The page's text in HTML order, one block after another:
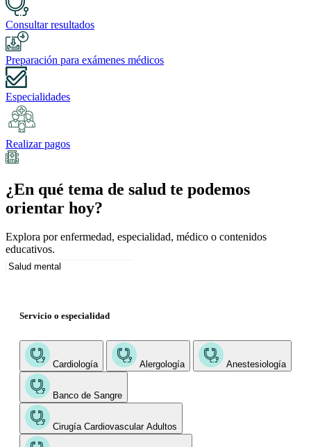
Consultar resultados
Preparación para exámenes médicos
Especialidades
Realizar pagos
¿En qué tema de salud te podemos
orientar hoy?
Explora por enfermedad, especialidad, médico o contenidos
educativos.
Servicio o especialidad
Cardiología Alergología Anestesiología
Banco de Sangre
Cirugía Cardiovascular Adultos